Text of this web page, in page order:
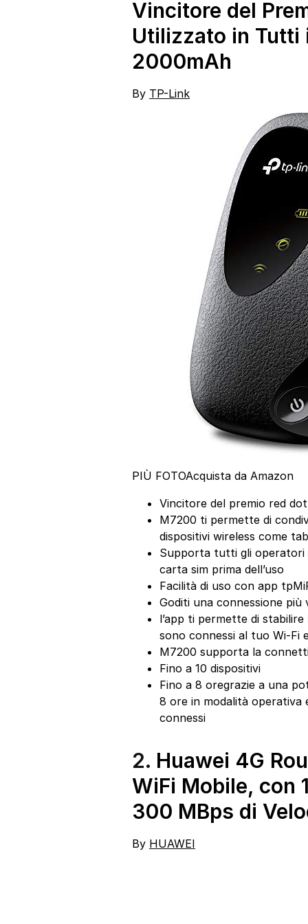
Vincitore del
Utilizzato in Tutti
2000mAh
By TP-Link
PIÙ FOTOAcquista da Amazon
Vincitore del premio red
M7200 ti permette di
dispositivi wireless come
Supporta tutti gli operatori
carta sim prima dell’uso
Facilità di uso con app
Goditi una connessione più
l’app ti permette di
sono connessi al tuo Wi-Fi
M7200 supporta la
Fino a 10 dispositivi
Fino a 8 oregrazie a una
8 ore in modalità operativa
connessi
2. Huawei 4G
WiFi Mobile, con
300 MBps di
By HUAWEI